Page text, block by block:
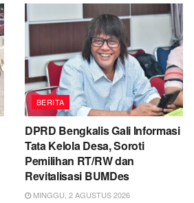
BERITA
DPRD Bengkalis Gali Informasi
Tata Kelola Desa, Soroti
Pemilihan RT/RW dan
Revitalisasi BUMDes
MINGGU, 2 AGUSTUS 2026